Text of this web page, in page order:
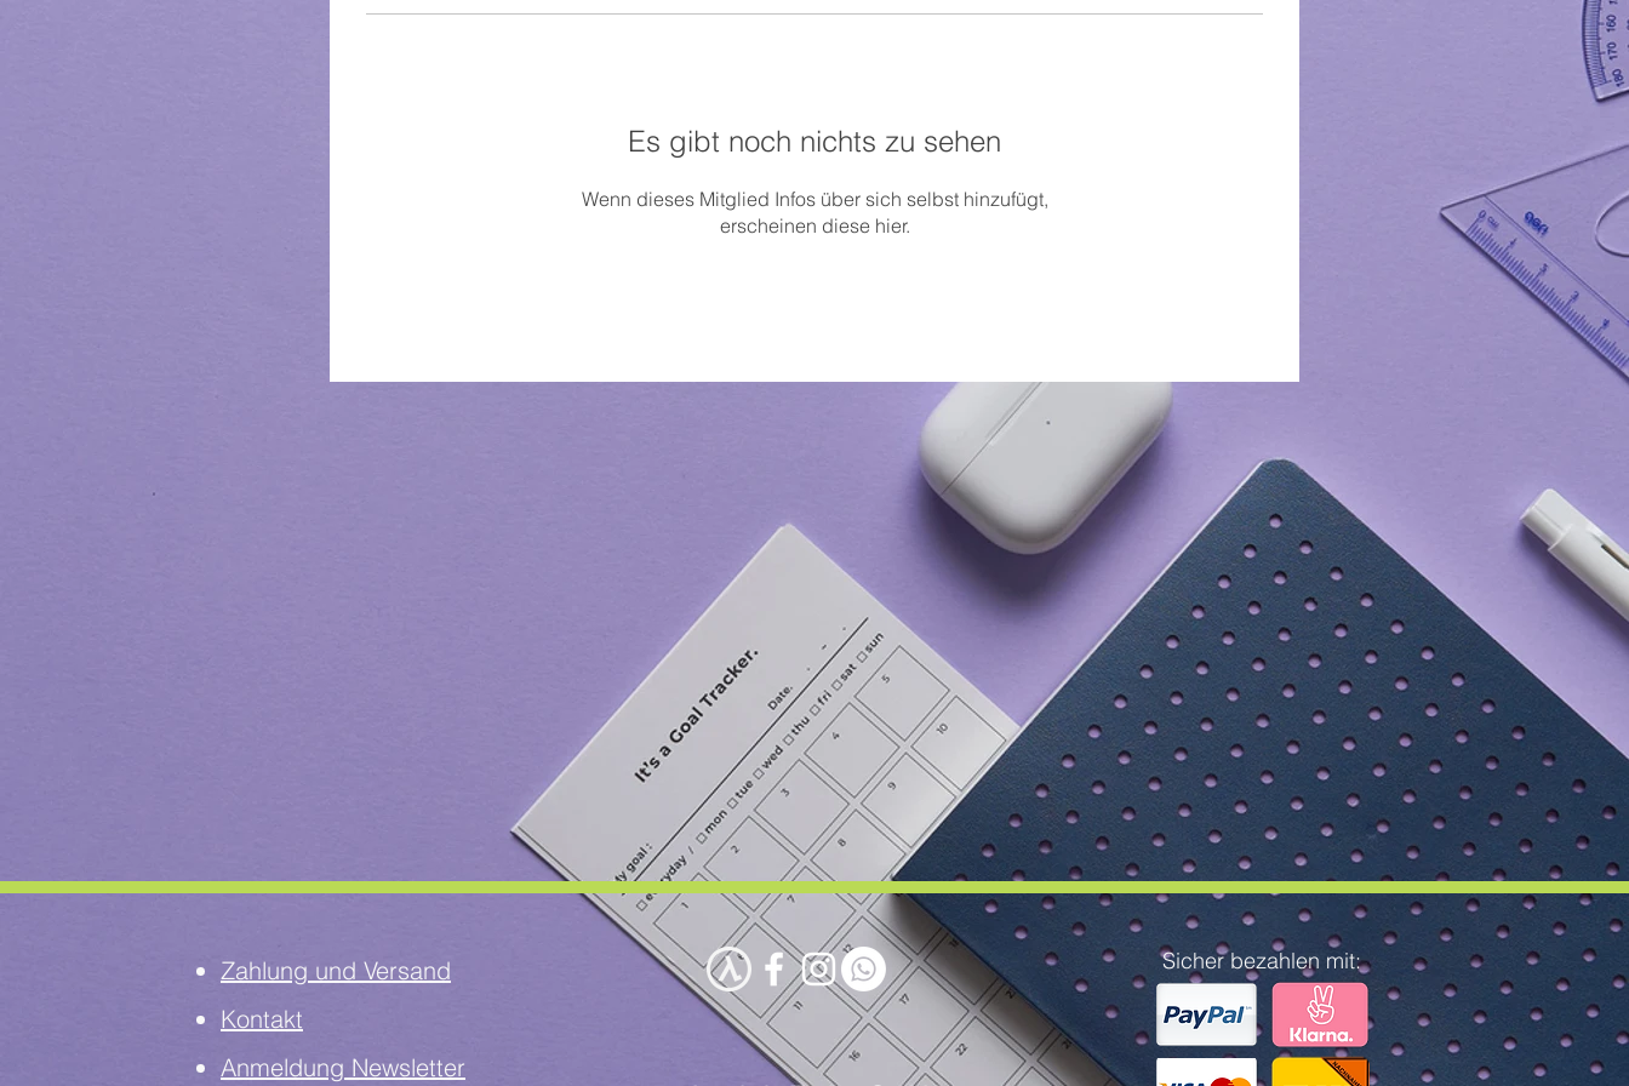
Es gibt noch nichts zu sehen
Wenn dieses Mitglied Infos über sich selbst hinzufügt,
erscheinen diese hier.
Zahlung und Versand
Kontakt
Anmeldung Newsletter
Sicher bezahlen mit: